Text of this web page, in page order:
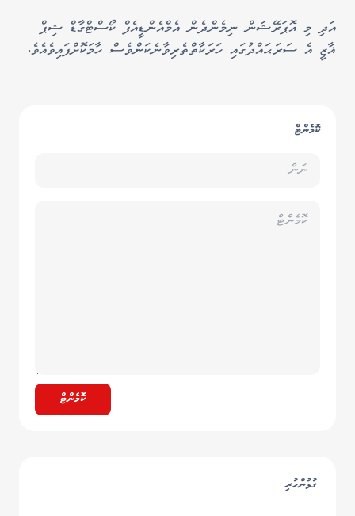
އަދި މި އޮޕަރޭޝަން ނިމެންދެން އެމްއެންޑީއެފް ކޯސްޓްގާޑް ޝިޕް
ޣާޒީ އެ ސަރަޙައްދުގައި ހަރަކާތްތެރިވާނެކަންވެސް ހާމަކޮށްފައިވެއެވެ.
ކޮމެންޓް
ކޮމެންޓް
ގުޅުންހުރި